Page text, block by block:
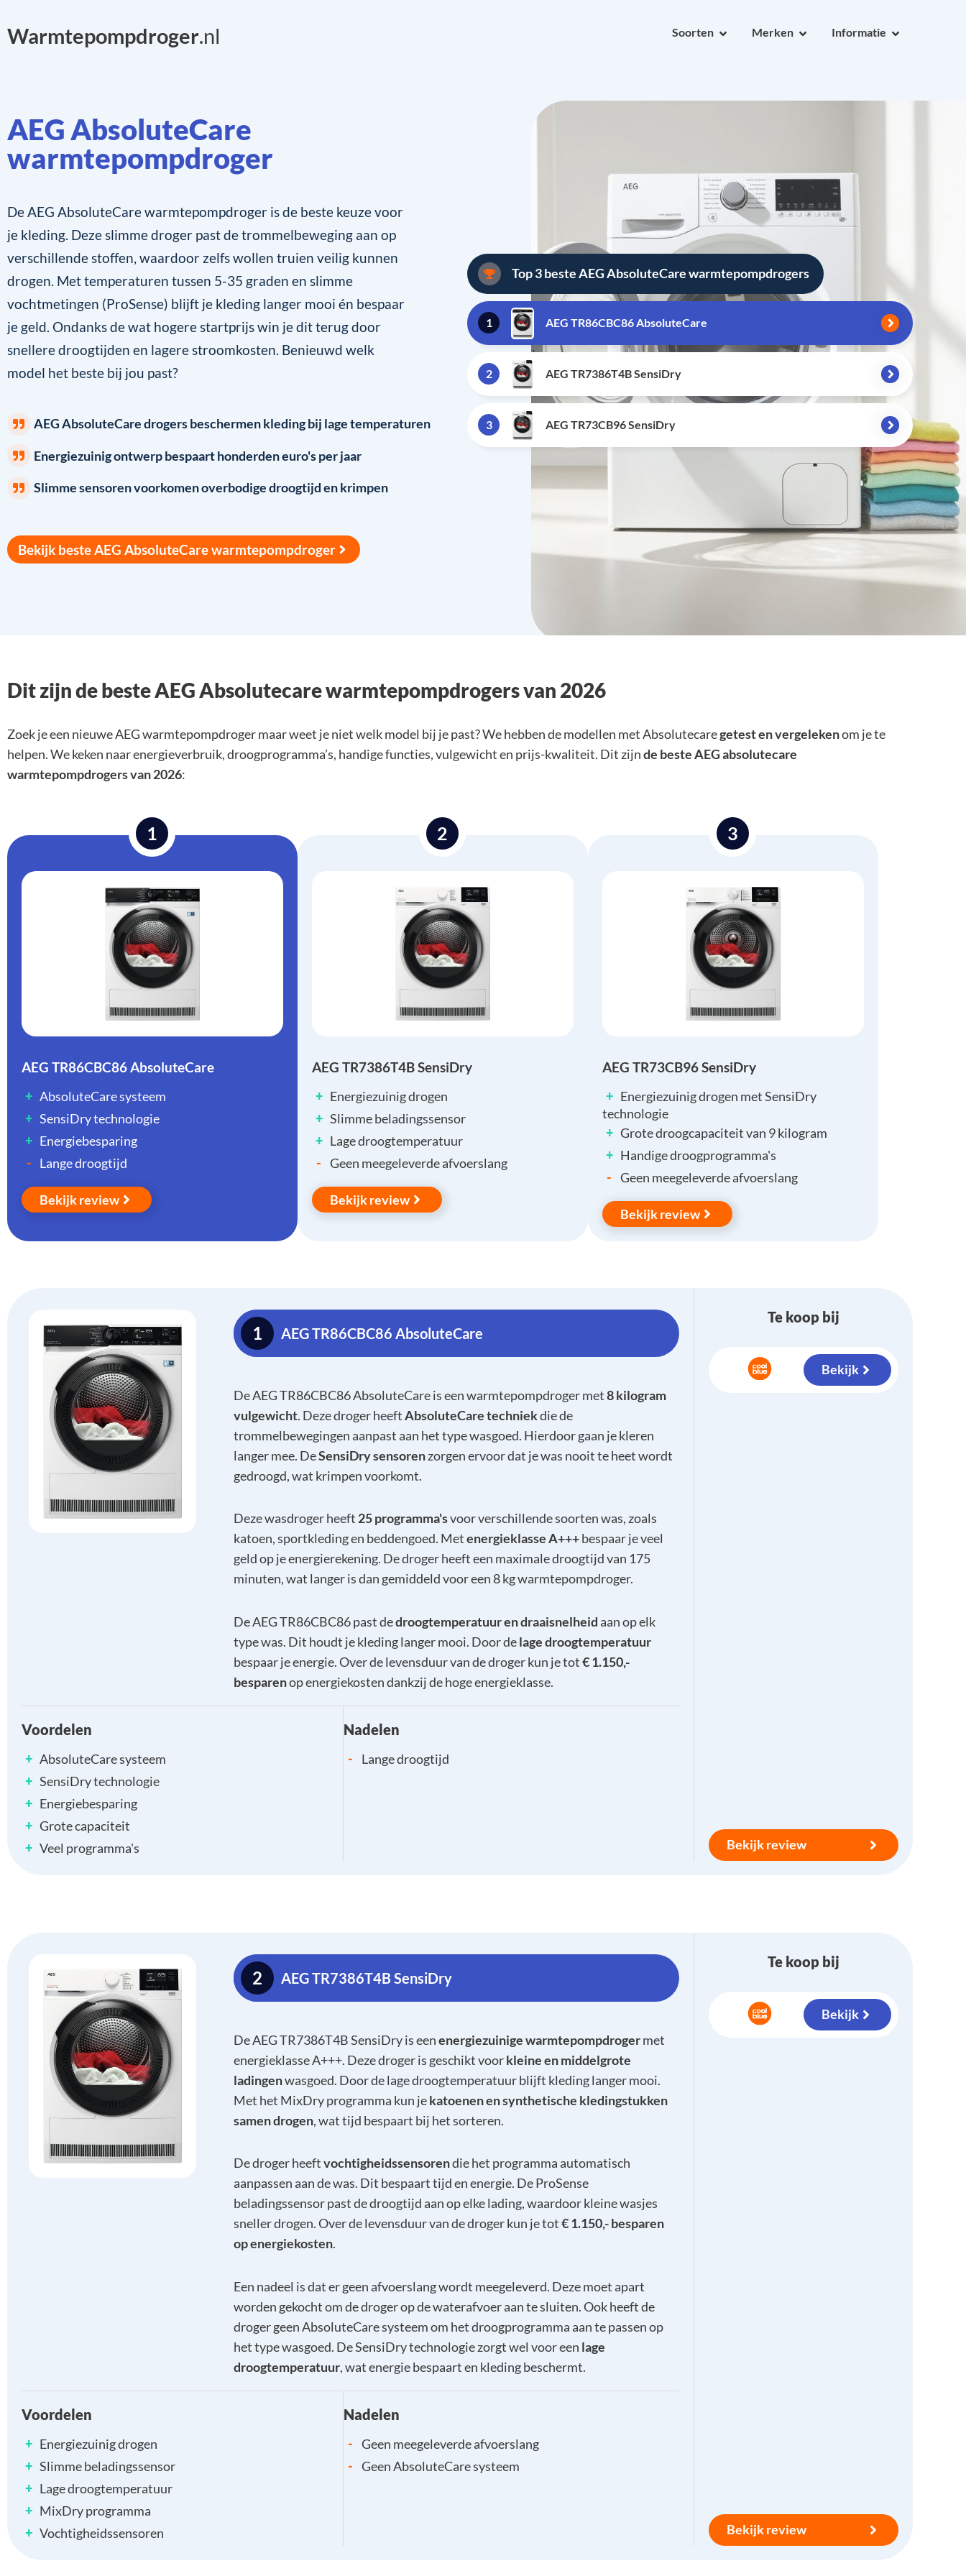
Warmtepompdroger.nl Soorten Merken Informatie
AEG AbsoluteCare
warmtepompdroger
De AEG AbsoluteCare warmtepompdroger is de beste keuze voor
je kleding. Deze slimme droger past de trommelbeweging aan op
verschillende stoffen, waardoor zelfs wollen truien veilig kunnen
drogen. Met temperaturen tussen 5-35 graden en slimme
vochtmetingen (ProSense) blijft je kleding langer mooi én bespaar
je geld. Ondanks de wat hogere startprijs win je dit terug door
snellere droogtijden en lagere stroomkosten. Benieuwd welk
model het beste bij jou past?
AEG AbsoluteCare drogers beschermen kleding bij lage temperaturen
Energiezuinig ontwerp bespaart honderden euro's per jaar
Slimme sensoren voorkomen overbodige droogtijd en krimpen
Bekijk beste AEG AbsoluteCare warmtepompdroger
Top 3 beste AEG AbsoluteCare warmtepompdrogers
1 AEG TR86CBC86 AbsoluteCare
2 AEG TR7386T4B SensiDry
3 AEG TR73CB96 SensiDry
Dit zijn de beste AEG Absolutecare warmtepompdrogers van 2026
Zoek je een nieuwe AEG warmtepompdroger maar weet je niet welk model bij je past? We hebben de modellen met Absolutecaregetest en vergelekenom je te
helpen. We keken naar energieverbruik, droogprogramma’s, handige functies, vulgewicht en prijs-kwaliteit. Dit zijnde beste AEG absolutecare
warmtepompdrogers van 2026:
1
AEG TR86CBC86 AbsoluteCare
+ AbsoluteCare systeem
+ SensiDry technologie
+ Energiebesparing
- Lange droogtijd
Bekijk review
2
AEG TR7386T4B SensiDry
+ Energiezuinig drogen
+ Slimme beladingssensor
+ Lage droogtemperatuur
- Geen meegeleverde afvoerslang
Bekijk review
3
AEG TR73CB96 SensiDry
+ Energiezuinig drogen met SensiDry
technologie
+ Grote droogcapaciteit van 9 kilogram
+ Handige droogprogramma's
- Geen meegeleverde afvoerslang
Bekijk review
1 AEG TR86CBC86 AbsoluteCare
De AEG TR86CBC86 AbsoluteCare is een warmtepompdroger met8 kilogram
vulgewicht. Deze droger heeftAbsoluteCare techniekdie de
trommelbewegingen aanpast aan het type wasgoed. Hierdoor gaan je kleren
langer mee. DeSensiDry sensorenzorgen ervoor dat je was nooit te heet wordt
gedroogd, wat krimpen voorkomt.
Deze wasdroger heeft25 programma'svoor verschillende soorten was, zoals
katoen, sportkleding en beddengoed. Metenergieklasse A+++bespaar je veel
geld op je energierekening. De droger heeft een maximale droogtijd van 175
minuten, wat langer is dan gemiddeld voor een 8 kg warmtepompdroger.
De AEG TR86CBC86 past dedroogtemperatuur en draaisnelheidaan op elk
type was. Dit houdt je kleding langer mooi. Door delage droogtemperatuur
bespaar je energie. Over de levensduur van de droger kun je tot€ 1.150,-
besparenop energiekosten dankzij de hoge energieklasse.
Voordelen
+ AbsoluteCare systeem
+ SensiDry technologie
+ Energiebesparing
+ Grote capaciteit
+ Veel programma's
Nadelen
- Lange droogtijd
Te koop bij
Bekijk
Bekijk review
2 AEG TR7386T4B SensiDry
De AEG TR7386T4B SensiDry is eenenergiezuinige warmtepompdrogermet
energieklasse A+++. Deze droger is geschikt voorkleine en middelgrote
ladingenwasgoed. Door de lage droogtemperatuur blijft kleding langer mooi.
Met het MixDry programma kun jekatoenen en synthetische kledingstukken
samen drogen, wat tijd bespaart bij het sorteren.
De droger heeftvochtigheidssensorendie het programma automatisch
aanpassen aan de was. Dit bespaart tijd en energie. De ProSense
beladingssensor past de droogtijd aan op elke lading, waardoor kleine wasjes
sneller drogen. Over de levensduur van de droger kun je tot€ 1.150,- besparen
op energiekosten.
Een nadeel is dat er geen afvoerslang wordt meegeleverd. Deze moet apart
worden gekocht om de droger op de waterafvoer aan te sluiten. Ook heeft de
droger geen AbsoluteCare systeem om het droogprogramma aan te passen op
het type wasgoed. De SensiDry technologie zorgt wel voor een lage
droogtemperatuur, wat energie bespaart en kleding beschermt.
Voordelen
+ Energiezuinig drogen
+ Slimme beladingssensor
+ Lage droogtemperatuur
+ MixDry programma
+ Vochtigheidssensoren
Nadelen
- Geen meegeleverde afvoerslang
- Geen AbsoluteCare systeem
Te koop bij
Bekijk
Bekijk review